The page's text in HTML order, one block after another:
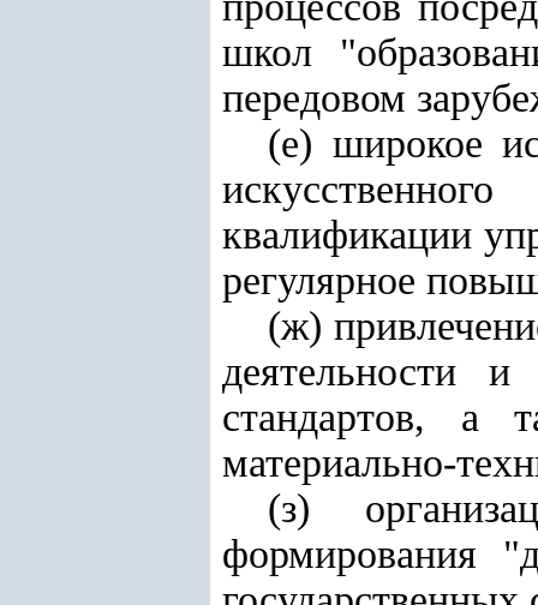
школ
передовом
(е) широкое
квалификации
регулярное
(ж)
деятельности
стандартов, а
материально-
(з)
формирования